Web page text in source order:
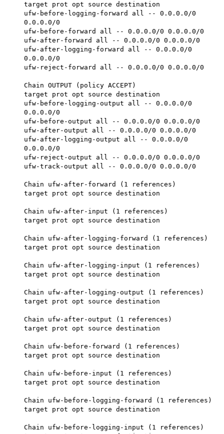
target prot opt source destination
ufw-before-logging-forward all -- 0.0.0.0/0
0.0.0.0/0
ufw-before-forward all -- 0.0.0.0/0 0.0.0.0/0
ufw-after-forward all -- 0.0.0.0/0 0.0.0.0/0
ufw-after-logging-forward all -- 0.0.0.0/0
0.0.0.0/0
ufw-reject-forward all -- 0.0.0.0/0 0.0.0.0/0
Chain OUTPUT (policy ACCEPT)
target prot opt source destination
ufw-before-logging-output all -- 0.0.0.0/0
0.0.0.0/0
ufw-before-output all -- 0.0.0.0/0 0.0.0.0/0
ufw-after-output all -- 0.0.0.0/0 0.0.0.0/0
ufw-after-logging-output all -- 0.0.0.0/0
0.0.0.0/0
ufw-reject-output all -- 0.0.0.0/0 0.0.0.0/0
ufw-track-output all -- 0.0.0.0/0 0.0.0.0/0
Chain ufw-after-forward (1 references)
target prot opt source destination
Chain ufw-after-input (1 references)
target prot opt source destination
Chain ufw-after-logging-forward (1 references)
target prot opt source destination
Chain ufw-after-logging-input (1 references)
target prot opt source destination
Chain ufw-after-logging-output (1 references)
target prot opt source destination
Chain ufw-after-output (1 references)
target prot opt source destination
Chain ufw-before-forward (1 references)
target prot opt source destination
Chain ufw-before-input (1 references)
target prot opt source destination
Chain ufw-before-logging-forward (1 references)
target prot opt source destination
Chain ufw-before-logging-input (1 references)